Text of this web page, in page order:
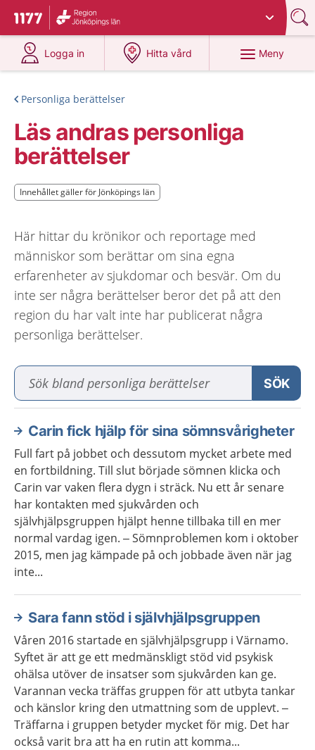
Till startsidan för 1177
Du har valt region
Logga in
på 1177.se
Hitta vård
på 1177.se
Meny
Personliga berättelser
Läs andras personliga
berättelser
Innehållet gäller för Jönköpings län
Innehållet gäller för Jönköpings län
Här hittar du krönikor och reportage med
människor som berättar om sina egna
erfarenheter av sjukdomar och besvär. Om du
inte ser några berättelser beror det på att den
region du har valt inte har publicerat några
personliga berättelser.
Sök bland personliga SÖK
Carin fick hjälp för sina sömnsvårigheter
Full fart på jobbet och dessutom mycket arbete med
en fortbildning. Till slut började sömnen klicka och
Carin var vaken flera dygn i sträck. Nu ett år senare
har kontakten med sjukvården och
självhjälpsgruppen hjälpt henne tillbaka till en mer
normal vardag igen. – Sömnproblemen kom i oktober
2015, men jag kämpade på och jobbade även när jag
inte...
Sara fann stöd i självhjälpsgruppen
Våren 2016 startade en självhjälpsgrupp i Värnamo.
Syftet är att ge ett medmänskligt stöd vid psykisk
ohälsa utöver de insatser som sjukvården kan ge.
Varannan vecka träffas gruppen för att utbyta tankar
och känslor kring den utmattning som de upplevt. –
Träffarna i gruppen betyder mycket för mig. Det har
också varit bra att ha en rutin att komma...